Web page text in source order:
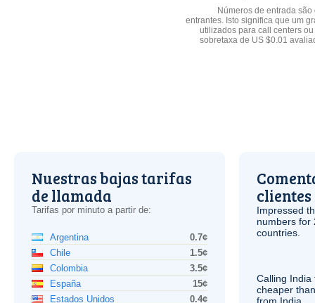
Números de entrada
entrantes. Isto significa que um
utilizados para call centers
sobretaxa de US $0.01
Nuestras bajas tarifas
de llamada
Tarifas por minuto a partir de:
Argentina
0.7¢
Chile
1.5¢
Colombia
3.5¢
España
15¢
Estados Unidos
0.4¢
clientes
Impressed
numbers for
countries.
Calling
cheaper